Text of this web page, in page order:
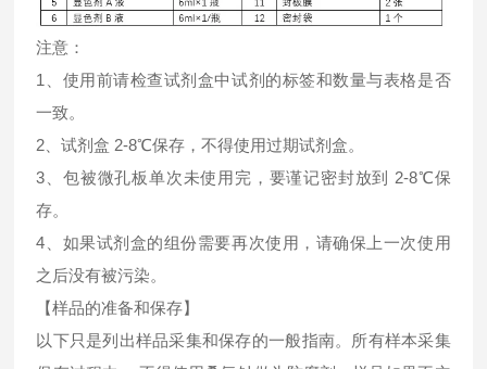
注意：
1、使用前请检查试剂盒中试剂的标签和数量与表格是否
一致。
2、试剂盒 2-8℃保存，不得使用过期试剂盒。
3、包被微孔板单次未使用完，要谨记密封放到 2-8℃保
存。
4、如果试剂盒的组份需要再次使用，请确保上一次使用
之后没有被污染。
【样品的准备和保存】
以下只是列出样品采集和保存的一般指南。所有样本采集